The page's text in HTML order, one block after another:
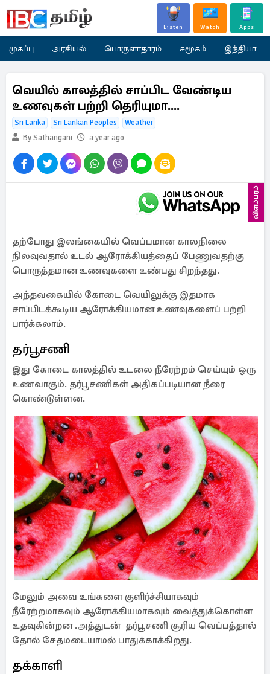
Listen Watch Apps
முகப்பு அரசியல் பொருளாதாரம் சமூகம் இந்தியா
வெயில் காலத்தில் சாப்பிட வேண்டிய
உணவுகள் பற்றி தெரியுமா....
Sri Lanka Sri Lankan Peoples
Weather
By Sathangani
a year ago
விளம்பரம்
தற்போது இலங்கையில் வெப்பமான காலநிலை
நிலவுவதால் உடல் ஆரோக்கியத்தைப் பேணுவதற்கு
பொருத்தமான உணவுகளை உண்பது சிறந்தது.
அந்தவகையில் கோடை வெயிலுக்கு இதமாக
சாப்பிடக்கூடிய ஆரோக்கியமான உணவுகளைப் பற்றி
பார்க்கலாம்.
தர்பூசணி
இது கோடை காலத்தில் உடலை நீரேற்றம் செய்யும் ஒரு
உணவாகும். தர்பூசணிகள் அதிகப்படியான நீரை
கொண்டுள்ளன.
மேலும் அவை உங்களை குளிர்ச்சியாகவும்
நீரேற்றமாகவும் ஆரோக்கியமாகவும் வைத்துக்கொள்ள
உதவுகின்றன .அத்துடன் தர்பூசணி சூரிய வெப்பத்தால்
தோல் சேதமடையாமல் பாதுக்காக்கிறது.
தக்காளி